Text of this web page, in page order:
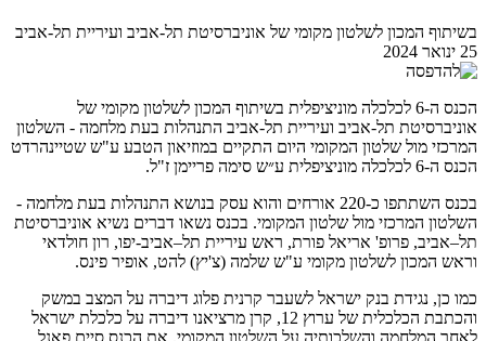
בשיתוף המכון לשלטון מקומי של אוניברסיטת תל-אביב ועיריית תל-אביב
25 ינואר 2024
הכנס ה-6 לכלכלה מוניציפלית בשיתוף המכון לשלטון מקומי של
אוניברסיטת תל-אביב ועיריית תל-אביב התנהלות בעת מלחמה - השלטון
המרכזי מול שלטון המקומי היום התקיים במוזיאון הטבע ע"ש שטיינהרדט
הכנס ה-6 לכלכלה מוניציפלית ע״ש סימה פריימן ז"ל.
בכנס השתתפו כ-220 אורחים והוא עסק בנושא התנהלות בעת מלחמה -
השלטון המרכזי מול שלטון המקומי. בכנס נשאו דברים נשיא אוניברסיטת
תל–אביב, פרופ' אריאל פורת, ראש עיריית תל–אביב-יפו, רון חולדאי
וראש המכון לשלטון מקומי ע"ש שלמה (צ'יץ) להט, אופיר פינס.
כמו כן, נגידת בנק ישראל לשעבר קרנית פלוג דיברה על המצב במשק
והכתבת הכלכלית של ערוץ 12, קרן מרציאנו דיברה על כלכלת ישראל
לאחר המלחמה והשלכותיה על השלטון המקומי. את הכנס סיים פאנל